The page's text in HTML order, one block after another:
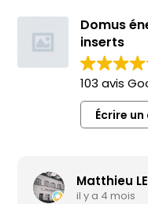
Domus
inserts
103 avis
Écrire un
Matthieu
il y a 4 mois